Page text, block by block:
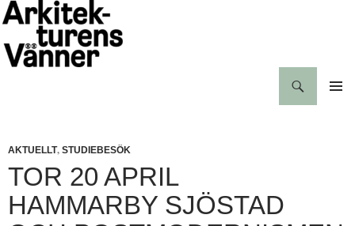
Hoppa
till
innehåll
AKTUELLT, STUDIEBESÖK
TOR 20 APRIL
HAMMARBY SJÖSTAD